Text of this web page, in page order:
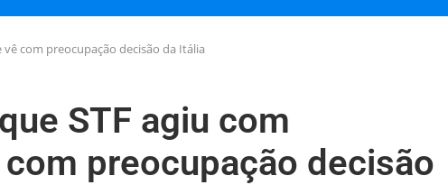
vê com preocupação decisão da Itália
STF agiu com
com preocupação decisão